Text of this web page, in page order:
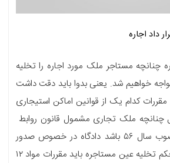
داد اجاره
چنانچه مستاجر ملک مورد اجاره را تخلیه
خواهیم شد. یعنی بدوا باید دقت داشت
مقررات کدام یک از قوانین اماکن استیجاری
چنانچه ملک تجاری مشمول قانون روابط
موجر و مستاجر مصوب سال ۵۶ باشد دادگاه در خصوص صدور
حکم فسخ اجاره و حکم تخلیه عین مستاجره باید مقررات مواد ۱۲